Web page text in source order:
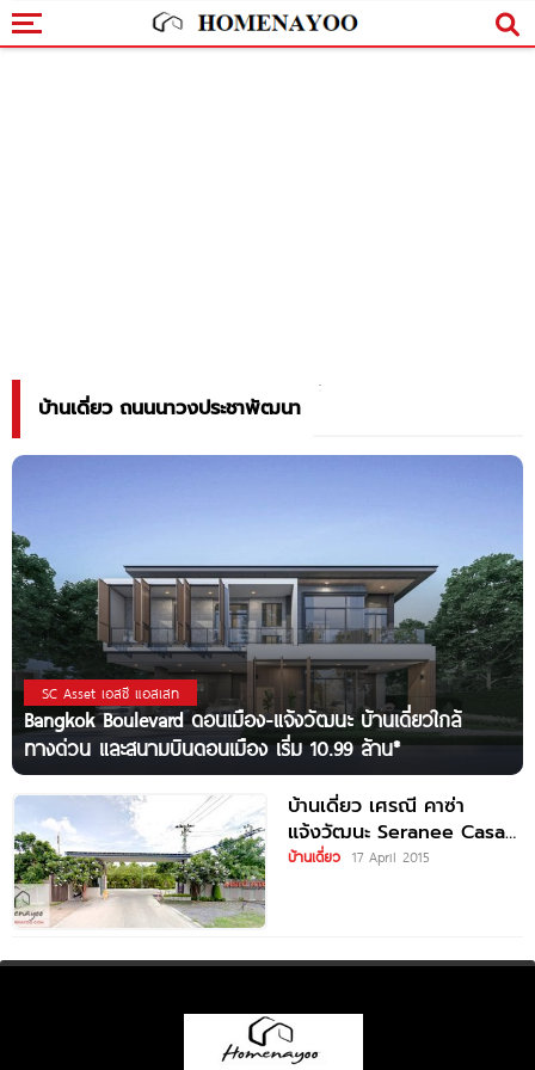
บ้านเดี่ยว ถนนนาวงประชาพัฒนา
SC Asset เอสซี แอสเสท
Bangkok Boulevard ดอนเมือง-แจ้งวัฒนะ บ้านเดี่ยวใกล้
ทางด่วน และสนามบินดอนเมือง เริ่ม 10.99 ล้าน*
บ้านเดี่ยว เศรณี คาซ่า
แจ้งวัฒนะ Seranee Casa
Chaengwattana
บ้านเดี่ยว 17 April 2015